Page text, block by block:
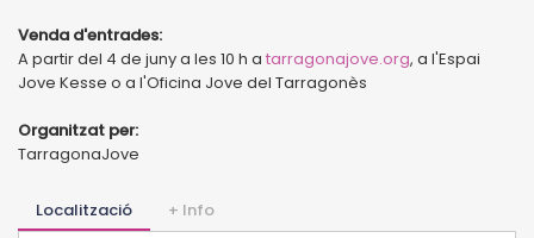
Venda d'entrades:
A partir del 4 de juny a les 10 h a tarragonajove.org, a l'Espai
Jove Kesse o a l'Oficina Jove del Tarragonès
Organitzat per:
TarragonaJove
Localització + Info